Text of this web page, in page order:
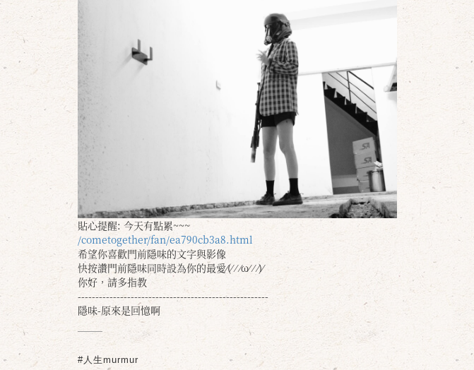
貼心提醒: 今天有點累~~~
/cometogether/fan/ea790cb3a8.html
希望你喜歡門前隱味的文字與影像
快按讚門前隱味同時設為你的最愛⁄(⁄ ⁄ ⁄ω⁄ ⁄ ⁄)⁄
你好，請多指教
------------------------------------------------------
隱味-原來是回憶啊
#人生murmur